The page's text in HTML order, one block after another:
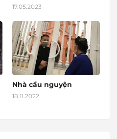
17.05.2023
Nhà cầu nguyện
18.11.2022